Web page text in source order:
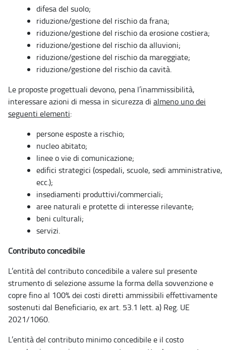
difesa del suolo;
riduzione/gestione del rischio da frana;
riduzione/gestione del rischio da erosione costiera;
riduzione/gestione del rischio da alluvioni;
riduzione/gestione del rischio da mareggiate;
riduzione/gestione del rischio da cavità.
Le proposte progettuali devono, pena l’inammissibilità,
interessare azioni di messa in sicurezza di almeno uno dei
seguenti elementi:
persone esposte a rischio;
nucleo abitato;
linee o vie di comunicazione;
edifici strategici (ospedali, scuole, sedi amministrative,
ecc.);
insediamenti produttivi/commerciali;
aree naturali e protette di interesse rilevante;
beni culturali;
servizi.
Contributo concedibile
L’entità del contributo concedibile a valere sul presente
strumento di selezione assume la forma della sovvenzione e
copre fino al 100% dei costi diretti ammissibili effettivamente
sostenuti dal Beneficiario, ex art. 53.1 lett. a) Reg. UE
2021/1060.
L’entità del contributo minimo concedibile e il costo